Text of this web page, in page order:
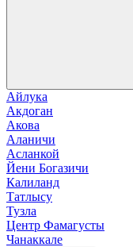
Айлука
Акдоган
Акова
Аланичи
Асланкой
Йени Богазичи
Калиланд
Татлысу
Тузла
Центр Фамагусты
Чанаккале